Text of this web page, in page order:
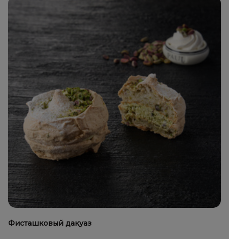
Фисташковый дакуаз